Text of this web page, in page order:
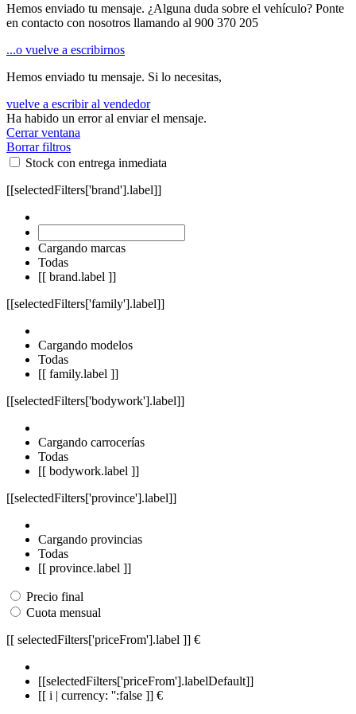
Hemos enviado tu mensaje. ¿Alguna duda sobre el vehículo? Ponte
en contacto con nosotros llamando al 900 370 205
...o vuelve a escribirnos
Hemos enviado tu mensaje. Si lo necesitas,
vuelve a escribir al vendedor
Ha habido un error al enviar el mensaje.
Cerrar ventana
Borrar filtros
Stock con entrega inmediata
[[selectedFilters['brand'].label]]
Cargando marcas
Todas
[[ brand.label ]]
[[selectedFilters['family'].label]]
Cargando modelos
Todas
[[ family.label ]]
[[selectedFilters['bodywork'].label]]
Cargando carrocerías
Todas
[[ bodywork.label ]]
[[selectedFilters['province'].label]]
Cargando provincias
Todas
[[ province.label ]]
Precio final
Cuota mensual
[[ selectedFilters['priceFrom'].label ]] €
[[selectedFilters['priceFrom'].labelDefault]]
[[ i | currency: '':false ]] €